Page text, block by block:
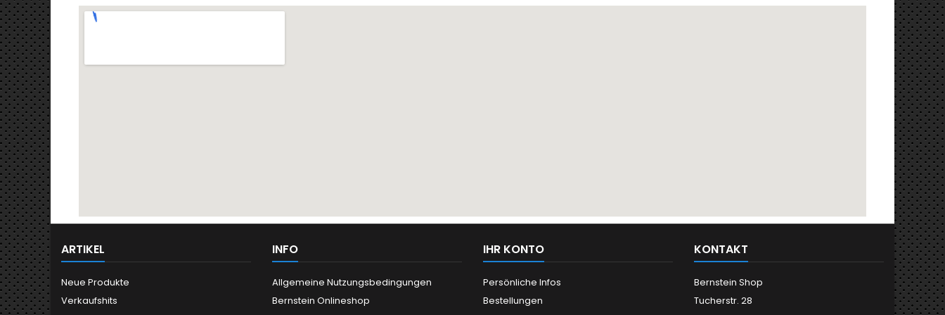
ARTIKEL
Neue Produkte
Verkaufshits
INFO
Allgemeine Nutzungsbedingungen
Bernstein Onlineshop
IHR KONTO
Persönliche Infos
Bestellungen
KONTAKT
Bernstein Shop
Tucherstr. 28